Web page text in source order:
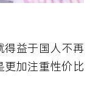
得益于国人不再
加注重性价比